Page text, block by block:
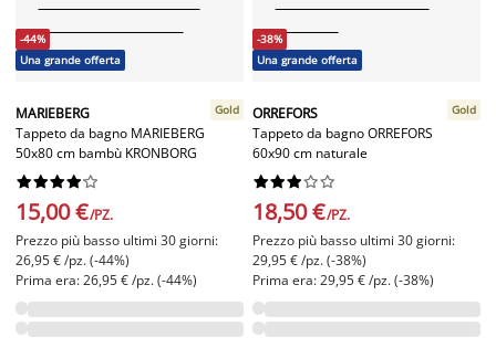
-44%
Una grande offerta
MARIEBERG
Tappeto da bagno MARIEBERG
50x80 cm bambù KRONBORG
Gold






15,00 €/PZ.
Prezzo più basso ultimi 30 giorni:
26,95 € /pz. (-44%)
Prima era: 26,95 € /pz. (-44%)
-38%
Una grande offerta
ORREFORS
Tappeto da bagno ORREFORS
60x90 cm naturale
Gold






18,50 €/PZ.
Prezzo più basso ultimi 30 giorni:
29,95 € /pz. (-38%)
Prima era: 29,95 € /pz. (-38%)